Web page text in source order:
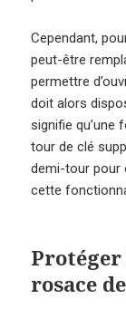
Cependant,
peut-être
permettre
doit alors
signifie qu’une
tour de clé
demi-tour pour
cette
rosace